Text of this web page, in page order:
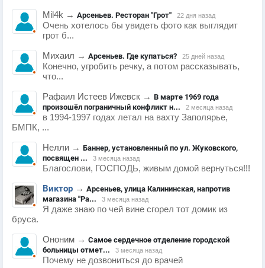
Mil4k → Арсеньев. Ресторан "Грот" 22 дня назад
Очень хотелось бы увидеть фото как выглядит
грот б...
Михаил → Арсеньев. Где купаться? 25 дней назад
Конечно, угробить речку, а потом рассказывать,
что...
Рафаил Истеев Ижевск → В марте 1969 года
произошёл пограничный конфликт н...
2 месяца назад
в 1994-1997 годах летал на вахту Заполярье,
БМПК, ...
Нелли → Баннер, установленный по ул. Жуковского,
посвящен ...
3 месяца назад
Благослови, ГОСПОДЬ, живым домой вернуться!!!
Виктор → Арсеньев, улица Калининская, напротив
магазина "Ра...
3 месяца назад
Я даже знаю по чей вине сгорел тот домик из
бруса.
Ононим → Самое сердечное отделение городской
больницы отмет...
3 месяца назад
Почему не дозвониться до врачей